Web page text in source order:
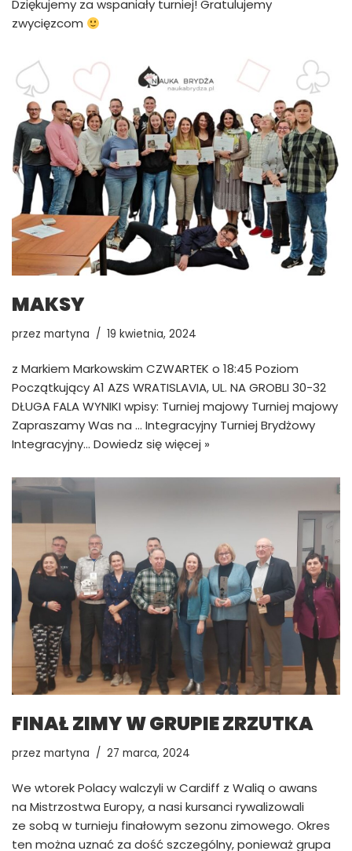
Dziękujemy za wspaniały turniej! Gratulujemy
zwycięzcom
MAKSY
przez martyna 19 kwietnia, 2024
z Markiem Markowskim CZWARTEK o 18:45 Poziom
Początkujący A1 AZS WRATISLAVIA, UL. NA GROBLI 30-32
DŁUGA FALA WYNIKI wpisy: Turniej majowy Turniej majowy
Zapraszamy Was na … Integracyjny Turniej Brydżowy
Integracyjny… Dowiedz się więcej »
FINAŁ ZIMY W GRUPIE ZRZUTKA
przez martyna 27 marca, 2024
We wtorek Polacy walczyli w Cardiff z Walią o awans
na Mistrzostwa Europy, a nasi kursanci rywalizowali
ze sobą w turnieju finałowym sezonu zimowego. Okres
ten można uznać za dość szczególny, ponieważ grupa